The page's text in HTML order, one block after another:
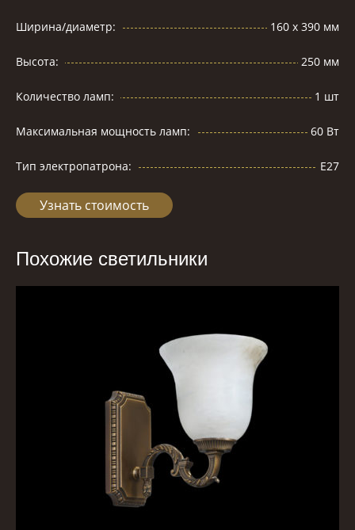
Ширина/диаметр: 160 х 390 мм
Высота: 250 мм
Количество ламп: 1 шт
Максимальная мощность ламп: 60 Вт
Тип электропатрона: E27
Узнать стоимость
Похожие светильники